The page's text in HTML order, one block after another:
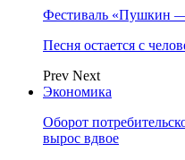
Фестиваль «Пушкин
Песня остается с
Prev Next
Экономика
Оборот
вырос вдвое